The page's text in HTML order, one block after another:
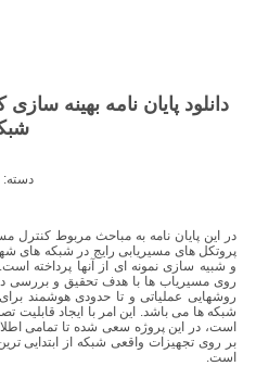
دانلود پایان نامه بهینه
دسته:
در این پایان نامه به مباحث مربوط کنترل
پروتکل های مسیریابی رایج در شبکه های
و شبیه سازی نمونه ای از آنها پرداخته
روی مسیریاب ها با هدف تحقیق و بررسی
روشهایی عملیاتی و تا حدودی هوشمند
شبکه ها می باشد. این امر با ایجاد
است، در این پروژه سعی شده تا تمامی
بر روی تجهیزات واقعی شبکه از ابتدایی
است.